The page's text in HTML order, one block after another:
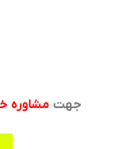
جهت مشاوره